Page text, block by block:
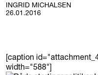
INGRID MICHALSEN
26.01.2016
[caption
width="588"]